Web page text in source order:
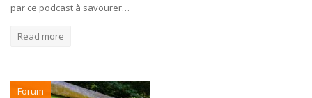
par ce podcast à savourer…
Read more
Forum